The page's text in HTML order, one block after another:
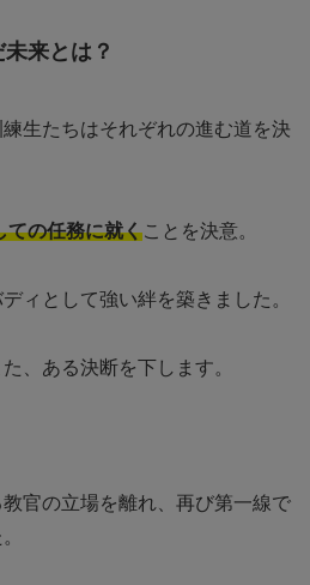
来とは？
生たちはそれぞれの進む道を決
ての任務に就くことを決意。
ィとして強い絆を築きました。
、ある決断を下します。
官の立場を離れ、再び第一線で